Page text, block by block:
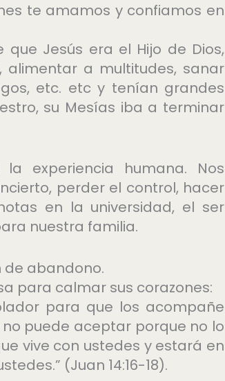
te amamos y confiamos en
Jesús era el Hijo de Dios,
a multitudes, sanar
etc. etc y tenían grandes
su Mesías iba a terminar
experiencia humana. Nos
perder el control, hacer
en la universidad, el ser
nuestra familia.
abandono.
para calmar sus corazones:
para que los acompañe
puede aceptar porque no lo
vive con ustedes y estará en
(Juan 14:16-18).